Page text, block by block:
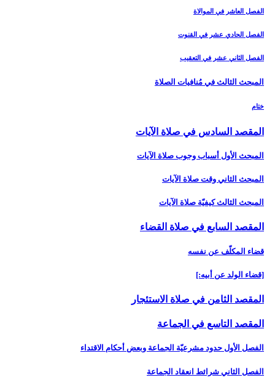
الفصل العاشر في الموالاة
الفصل الحادي عشر في القنوت
الفصل الثاني عشر في التعقيب
المبحث الثالث في مُنافيات الصلاة
ختام
المقصد السادس في صلاة الآيات‏
المبحث الأول أسباب وجوب صلاة الآيات‏
المبحث الثاني وقت صلاة الآيات‏
المبحث الثالث كيفيّة صلاة الآيات‏
المقصد السابع في صلاة القضاء
قضاء المكلّف عن نفسه
[قضاء الولد عن أبيه:]
المقصد الثامن في صلاة الاستئجار
المقصد التاسع في الجماعة
الفصل الأول حدود مشرعيّة الجماعة وبعض أحكام الاقتداء
الفصل الثاني شرائط انعقاد الجماعة